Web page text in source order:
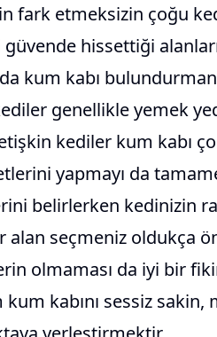
fark etmeksizin çoğu
hissettiği
kum kabı
genellikle yemek
kediler kum kabı
yapmayı da
belirlerken kedinizin
alan seçmeniz oldukça
olmaması da iyi bir
kabını sessiz sakin,